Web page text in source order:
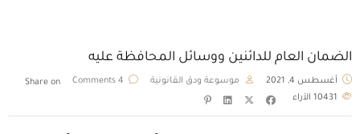
الضمان العام للدائنين ووسائل المحافظة عليه
أغسطس 4, 2021 موسوعة ودق القانونية
4 Comments
الآراء
Share on